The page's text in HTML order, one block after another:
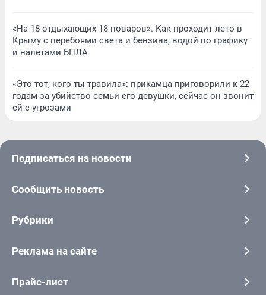
«На 18 отдыхающих 18 поваров». Как проходит лето в
Крыму с перебоями света и бензина, водой по графику
и налетами БПЛА
«Это тот, кого ты травила»: прикамца приговорили к 22
годам за убийство семьи его девушки, сейчас он звонит
ей с угрозами
Подписаться на новости
Сообщить новость
Рубрики
Реклама на сайте
Прайс-лист